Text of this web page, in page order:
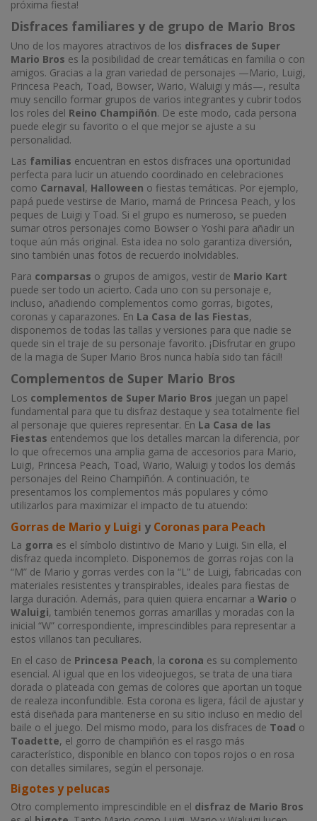
próxima fiesta!
Disfraces familiares y de grupo de Mario Bros
Uno de los mayores atractivos de los disfraces de Super
Mario Bros es la posibilidad de crear temáticas en familia o con
amigos. Gracias a la gran variedad de personajes —Mario, Luigi,
Princesa Peach, Toad, Bowser, Wario, Waluigi y más—, resulta
muy sencillo formar grupos de varios integrantes y cubrir todos
los roles del Reino Champiñón. De este modo, cada persona
puede elegir su favorito o el que mejor se ajuste a su
personalidad.
Las familias encuentran en estos disfraces una oportunidad
perfecta para lucir un atuendo coordinado en celebraciones
como Carnaval, Halloween o fiestas temáticas. Por ejemplo,
papá puede vestirse de Mario, mamá de Princesa Peach, y los
peques de Luigi y Toad. Si el grupo es numeroso, se pueden
sumar otros personajes como Bowser o Yoshi para añadir un
toque aún más original. Esta idea no solo garantiza diversión,
sino también unas fotos de recuerdo inolvidables.
Para comparsas o grupos de amigos, vestir de Mario Kart
puede ser todo un acierto. Cada uno con su personaje e,
incluso, añadiendo complementos como gorras, bigotes,
coronas y caparazones. En La Casa de las Fiestas,
disponemos de todas las tallas y versiones para que nadie se
quede sin el traje de su personaje favorito. ¡Disfrutar en grupo
de la magia de Super Mario Bros nunca había sido tan fácil!
Complementos de Super Mario Bros
Los complementos de Super Mario Bros juegan un papel
fundamental para que tu disfraz destaque y sea totalmente fiel
al personaje que quieres representar. En La Casa de las
Fiestas entendemos que los detalles marcan la diferencia, por
lo que ofrecemos una amplia gama de accesorios para Mario,
Luigi, Princesa Peach, Toad, Wario, Waluigi y todos los demás
personajes del Reino Champiñón. A continuación, te
presentamos los complementos más populares y cómo
utilizarlos para maximizar el impacto de tu atuendo:
Gorras de Mario y Luigi y Coronas para Peach
La gorra es el símbolo distintivo de Mario y Luigi. Sin ella, el
disfraz queda incompleto. Disponemos de gorras rojas con la
“M” de Mario y gorras verdes con la “L” de Luigi, fabricadas con
materiales resistentes y transpirables, ideales para fiestas de
larga duración. Además, para quien quiera encarnar a Wario o
Waluigi, también tenemos gorras amarillas y moradas con la
inicial “W” correspondiente, imprescindibles para representar a
estos villanos tan peculiares.
En el caso de Princesa Peach, la corona es su complemento
esencial. Al igual que en los videojuegos, se trata de una tiara
dorada o plateada con gemas de colores que aportan un toque
de realeza inconfundible. Esta corona es ligera, fácil de ajustar y
está diseñada para mantenerse en su sitio incluso en medio del
baile o el juego. Del mismo modo, para los disfraces de Toad o
Toadette, el gorro de champiñón es el rasgo más
característico, disponible en blanco con topos rojos o en rosa
con detalles similares, según el personaje.
Bigotes y pelucas
Otro complemento imprescindible en el disfraz de Mario Bros